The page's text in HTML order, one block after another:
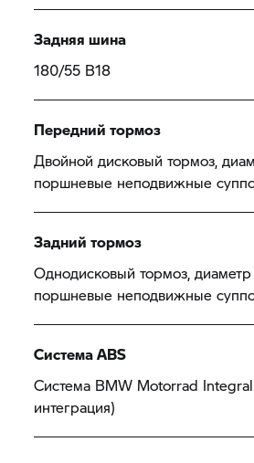
Задняя шина
180/55 B18
Передний тормоз
Двойной дисковый тормоз,
поршневые неподвижные
Задний тормоз
Однодисковый тормоз,
поршневые неподвижные
Система ABS
Система BMW Motorrad Integral
интеграция)